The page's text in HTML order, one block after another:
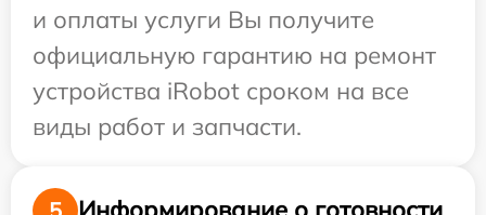
и оплаты услуги Вы получите
официальную гарантию на ремонт
устройства iRobot сроком на все
виды работ и запчасти.